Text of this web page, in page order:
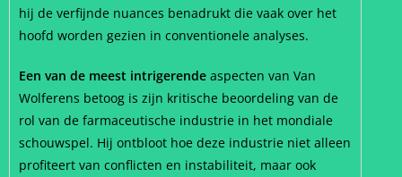
hij de verfijnde nuances benadrukt die vaak over het
hoofd worden gezien in conventionele analyses.
Een van de meest intrigerende aspecten van Van
Wolferens betoog is zijn kritische beoordeling van de
rol van de farmaceutische industrie in het mondiale
schouwspel. Hij ontbloot hoe deze industrie niet alleen
profiteert van conflicten en instabiliteit, maar ook